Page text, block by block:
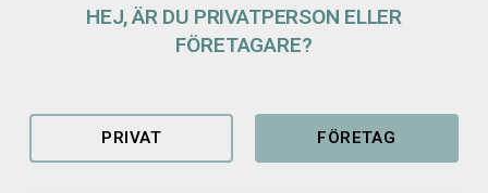
KÖP
Artikelnr
100179101544
HEJ, ÄR DU PRIVATPERSON ELLER
FÖRETAGARE?
PRIVAT FÖRETAG